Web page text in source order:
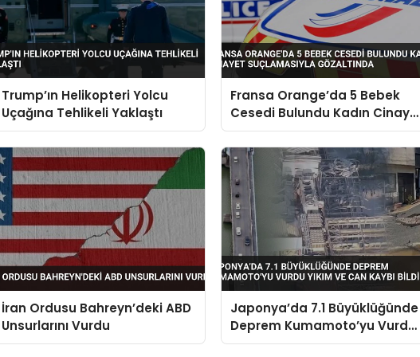
Trump’ın Helikopteri Yolcu
Uçağına Tehlikeli Yaklaştı
Fransa Orange’da 5 Bebek
Cesedi Bulundu Kadın
Suçlamasıyla Gözaltında
İran Ordusu Bahreyn’deki ABD
Unsurlarını Vurdu
Japonya’da 7.1 Büyüklüğünde
Deprem Kumamoto’yu Vurdu
Yıkım ve Can Kaybı Bildirildi